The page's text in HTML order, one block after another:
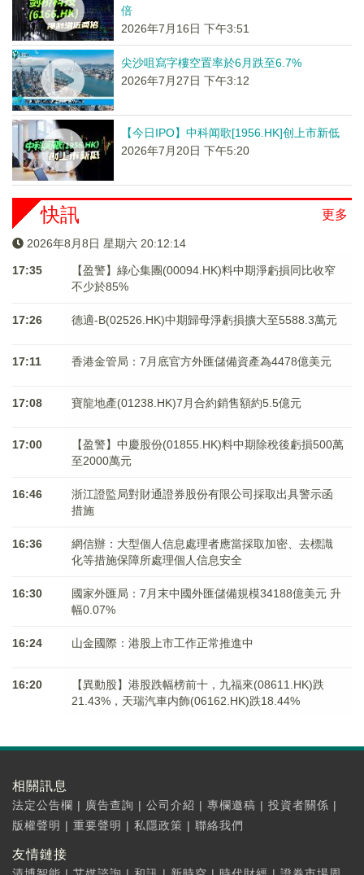
倍
2026年7月16日 下午3:51
尖沙咀寫字樓空置率於6月跌至6.7%
2026年7月27日 下午3:12
【今日IPO】中科闻歌[1956.HK]创上市新低
2026年7月20日 下午5:20
更多
快訊
2026年8月8日 星期六 20:12:14
17:35
【盈警】綠心集團(00094.HK)料中期淨虧損同比收窄
不少於85%
17:26 德適-B(02526.HK)中期歸母淨虧損擴大至5588.3萬元
17:11 香港金管局：7月底官方外匯儲備資產為4478億美元
17:08 寶龍地產(01238.HK)7月合約銷售額約5.5億元
17:00
【盈警】中慶股份(01855.HK)料中期除稅後虧損500萬
至2000萬元
16:46
浙江證監局對財通證券股份有限公司採取出具警示函
措施
16:36
網信辦：大型個人信息處理者應當採取加密、去標識
化等措施保障所處理個人信息安全
16:30
國家外匯局：7月末中國外匯儲備規模34188億美元 升
幅0.07%
16:24 山金國際：港股上市工作正常推進中
16:20
【異動股】港股跌幅榜前十，九福來(08611.HK)跌
21.43%，天瑞汽車内飾(06162.HK)跌18.44%
相關訊息
法定公告欄 | 廣告查詢 | 公司介紹 | 專欄邀稿 | 投資者關係 |
版權聲明 | 重要聲明 | 私隱政策 | 聯絡我們
友情鏈接